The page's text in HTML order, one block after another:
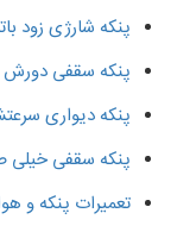
پنکه شارژی زود
پنکه سقفی دورش
پنکه دیواری
پنکه سقفی خیلی
تعمیرات پنکه و